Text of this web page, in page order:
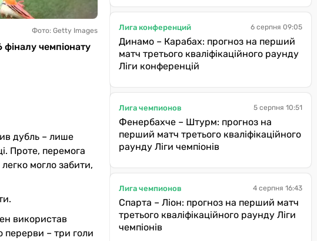
Фото: Getty Images
чемпіонату
дубль – лише
Проте, перемога
могло забити,
використав
перерви – три голи
Лига конференций 6 серпня 09:05
Динамо – Карабах: прогноз на перший
матч третього кваліфікаційного раунду
Ліги конференцій
Лига чемпионов 5 серпня 10:51
Фенербахче – Штурм: прогноз на
перший матч третього кваліфікаційного
раунду Ліги чемпіонів
Лига чемпионов 4 серпня 16:43
Спарта – Ліон: прогноз на перший матч
третього кваліфікаційного раунду Ліги
чемпіонів